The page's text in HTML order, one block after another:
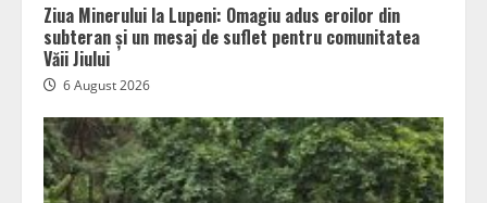
Ziua Minerului la Lupeni: Omagiu adus eroilor din
subteran și un mesaj de suflet pentru comunitatea
Văii Jiului
6 August 2026